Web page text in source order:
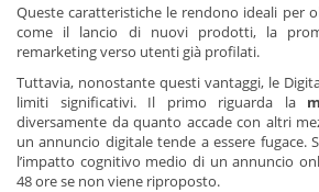
Queste caratteristiche le rendono ideali per
come il lancio di nuovi prodotti, la
remarketing verso utenti già profilati.
Tuttavia, nonostante questi vantaggi, le
limiti significativi. Il primo riguarda la
diversamente da quanto accade con altri
un annuncio digitale tende a essere fugace.
l’impatto cognitivo medio di un annuncio
48 ore se non viene riproposto.